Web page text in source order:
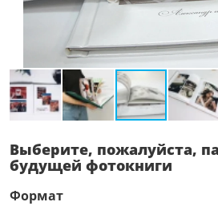
Выберите, пожалуйста,
будущей фотокниги
Формат